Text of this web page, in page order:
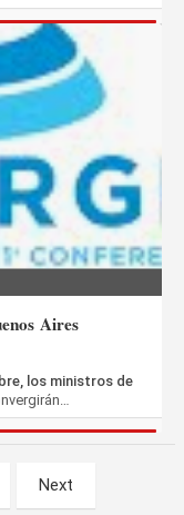
Aires
los ministros de
Next